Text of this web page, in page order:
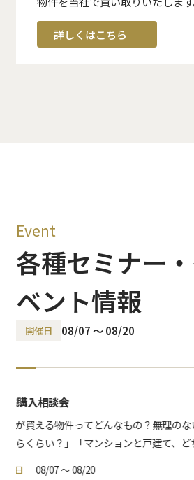
詳しくはこちら
Event
各種セミナー
ベント情報
開催日 08/07 〜 08/20
宅購入相談会
私が買える物件ってどんなもの？無理の
くらくらい？」「マンションと戸建て、
催日
08/07 〜 08/20